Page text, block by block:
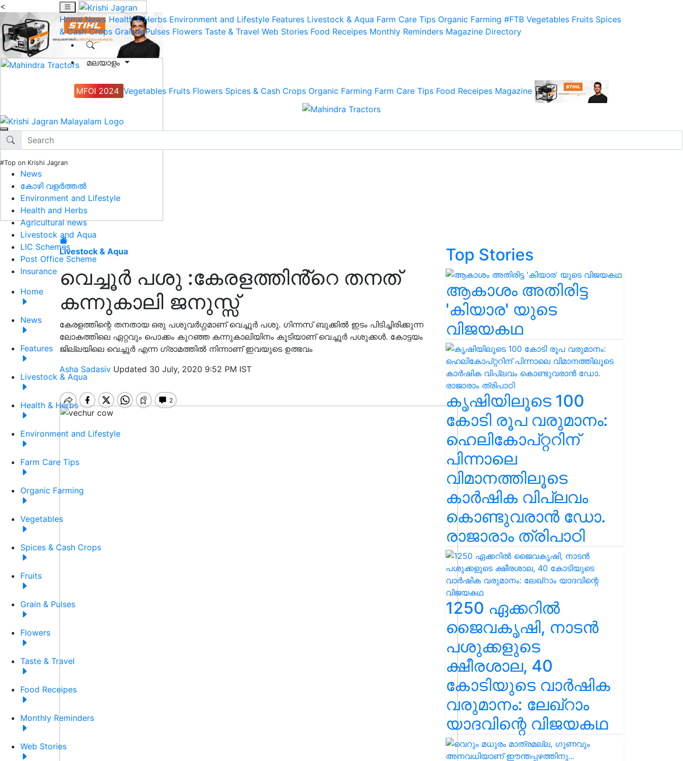
<
Home News Health & Herbs Environment and Lifestyle Features Livestock & Aqua Farm Care Tips Organic Farming #FTB Vegetables Fruits Spices
& Cash Crops Grain & Pulses Flowers Taste & Travel Web Stories Food Receipes Monthly Reminders Magazine Directory
മലയാളം
MFOI 2024 Vegetables Fruits Flowers Spices & Cash Crops Organic Farming Farm Care Tips Food Receipes Magazine
#Top on Krishi Jagran
News
കോഴി വളർത്തൽ
Environment and Lifestyle
Health and Herbs
Agricultural news
Livestock and Aqua
LIC Schemes
Post Office Scheme
Insurance
Home
News
Features
Livestock & Aqua
Health & Herbs
Environment and Lifestyle
Farm Care Tips
Organic Farming
Vegetables
Spices & Cash Crops
Fruits
Grain & Pulses
Flowers
Taste & Travel
Food Receipes
Monthly Reminders
Web Stories
Livestock & Aqua
വെച്ചൂര്‍ പശു :കേരളത്തിൻ്റെ തനത്
കന്നുകാലി ജനുസ്സ്
കേരളത്തിന്റെ തനതായ ഒരു പശുവർഗ്ഗമാണ് വെച്ചൂർ പശു. ഗിന്നസ് ബുക്കിൽ ഇടം പിടിച്ചിരിക്കുന്ന
ലോകത്തിലെ ഏറ്റവും പൊക്കം കുറഞ്ഞ കന്നുകാലിയിനം കൂടിയാണ് വെച്ചൂർ പശുക്കൾ. കോട്ടയം
ജില്ലയിലെ വെച്ചൂര്‍ എന്ന ഗ്രാമത്തില്‍ നിന്നാണ് ഇവയുടെ ഉത്ഭവം
Asha Sadasiv Updated 30 July, 2020 9:52 PM IST
Top Stories
ആകാശം അതിരിട്ട
'കിയാര' യുടെ
വിജയകഥ
കൃഷിയിലൂടെ 100
കോടി രൂപ വരുമാനം:
ഹെലികോപ്റ്ററിന്
പിന്നാലെ
വിമാനത്തിലൂടെ
കാർഷിക വിപ്ലവം
കൊണ്ടുവരാൻ ഡോ.
രാജാരാം ത്രിപാഠി
1250 ഏക്കറിൽ
ജൈവകൃഷി, നാടൻ
പശുക്കളുടെ
ക്ഷീരശാല, 40
കോടിയുടെ വാർഷിക
വരുമാനം: ലേഖ്‌റാം
യാദവിന്റെ വിജയകഥ